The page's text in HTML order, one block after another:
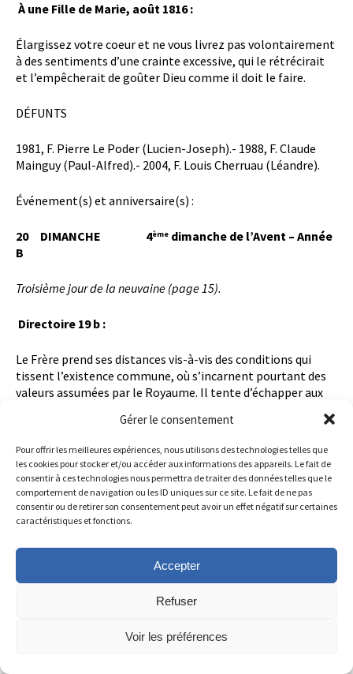
Gérer le consentement
Pour offrir les meilleures expériences, nous utilisons des technologies telles que
les cookies pour stocker et/ou accéder aux informations des appareils. Le fait de
consentir à ces technologies nous permettra de traiter des données telles que le
comportement de navigation ou les ID uniques sur ce site. Le fait de ne pas
consentir ou de retirer son consentement peut avoir un effet négatif sur certaines
caractéristiques et fonctions.
Accepter
Refuser
Voir les préférences
À une Fille de Marie, août 1816 :
Élargissez votre coeur et ne vous livrez pas volontairement
à des sentiments d’une crainte excessive, qui le rétrécirait
et l’empêcherait de goûter Dieu comme il doit le faire.
DÉFUNTS
1981, F. Pierre Le Poder (Lucien-Joseph).- 1988, F. Claude
Mainguy (Paul-Alfred).- 2004, F. Louis Cherruau (Léandre).
Événement(s) et anniversaire(s) :
20 DIMANCHE 4ème dimanche de l’Avent – Année
B
Troisième jour de la neuvaine (page 15).
Directoire 19 b :
Le Frère prend ses distances vis-à-vis des conditions qui
tissent l’existence commune, où s’incarnent pourtant des
valeurs assumées par le Royaume. Il tente d’échapper aux
menacé et en quête de salut.
Au F. Arthur Greffier, le 3 avril 1842 :
Tâchez donc de n’avoir qu’un coeur et qu’une âme, et d’être
tous animés de la charité la plus pure.
DÉFUNTS
2008, F. André Launay (Armel-Clair).- 2014, F. Melaine Poirier
(Melaine-Joseph).- 2017, F. Hermann Deshaies ( Hermann-